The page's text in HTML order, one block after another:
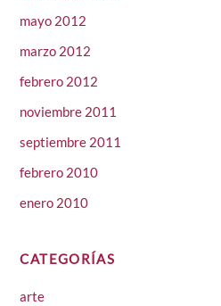
mayo 2012
marzo 2012
febrero 2012
noviembre 2011
septiembre 2011
febrero 2010
enero 2010
CATEGORÍAS
arte